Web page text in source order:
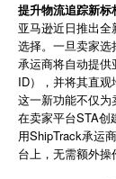
帮助中心
了解我们
简体中文
提升物流追踪新
亚马逊近日推出
选择。一旦卖家选
承运商将自动提
ID），并将其直观
这一新功能不仅
在卖家平台STA创
用ShipTrack承运
台上，无需额外操